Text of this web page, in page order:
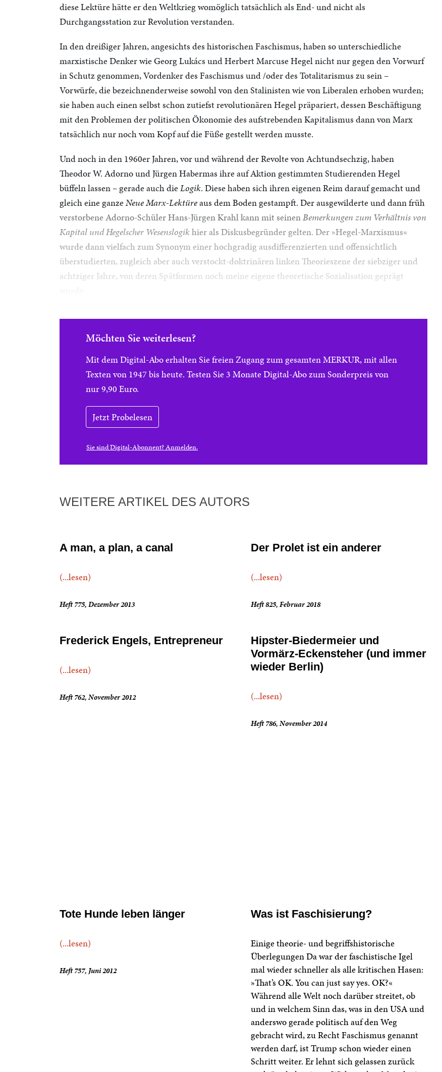
diese Lektüre hätte er den Weltkrieg womöglich tatsächlich als End- und nicht als
Durchgangsstation zur Revolution verstanden.
In den dreißiger Jahren, angesichts des historischen Faschismus, haben so unterschiedliche
marxistische Denker wie Georg Lukács und Herbert Marcuse Hegel nicht nur gegen den Vorwurf
in Schutz genommen, Vordenker des Faschismus und /oder des Totalitarismus zu sein –
Vorwürfe, die bezeichnenderweise sowohl von den Stalinisten wie von Liberalen erhoben wurden;
sie haben auch einen selbst schon zutiefst revolutionären Hegel präpariert, dessen Beschäftigung
mit den Problemen der politischen Ökonomie des aufstrebenden Kapitalismus dann von Marx
tatsächlich nur noch vom Kopf auf die Füße gestellt werden musste.
Und noch in den 1960er Jahren, vor und während der Revolte von Achtundsechzig, haben
Theodor W. Adorno und Jürgen Habermas ihre auf Aktion gestimmten Studierenden Hegel
büffeln lassen – gerade auch dieLogik. Diese haben sich ihren eigenen Reim darauf gemacht und
gleich eine ganzeNeue Marx-Lektüreaus dem Boden gestampft. Der ausgewilderte und dann früh
verstorbene Adorno-Schüler Hans-Jürgen Krahl kann mit seinenBemerkungen zum Verhältnis von
Kapital und Hegelscher Wesenslogikhier als Diskusbegründer gelten. Der »Hegel-Marxismus«
wurde dann vielfach zum Synonym einer hochgradig ausdifferenzierten und offensichtlich
überstudierten, zugleich aber auch verstockt-doktrinären linken Theorieszene der siebziger und
achtziger Jahre, von deren Spätformen noch meine eigene theoretische Sozialisation geprägt
Möchten Sie weiterlesen?
Mit dem Digital-Abo erhalten Sie freien Zugang zum gesamten MERKUR, mit allen
Texten von 1947 bis heute. Testen Sie 3 Monate Digital-Abo zum Sonderpreis von
nur 9,90 Euro.
Jetzt Probelesen
Sie sind Digital-Abonnent? Anmelden.
WEITERE ARTIKEL DES AUTORS
A man, a plan, a canal
(...lesen)
Heft 775, Dezember 2013
Der Prolet ist ein anderer
(...lesen)
Heft 825, Februar 2018
Frederick Engels, Entrepreneur
(...lesen)
Heft 762, November 2012
Hipster-Biedermeier und
Vormärz-Eckensteher (und immer
wieder Berlin)
(...lesen)
Heft 786, November 2014
Tote Hunde leben länger
(...lesen)
Heft 757, Juni 2012
Was ist Faschisierung?
Einige theorie- und begriffshistorische
Überlegungen Da war der faschistische Igel
mal wieder schneller als alle kritischen Hasen:
»That’s OK. You can just say yes. OK?«
Während alle Welt noch darüber streitet, ob
und in welchem Sinn das, was in den USA und
anderswo gerade politisch auf den Weg
gebracht wird, zu Recht Faschismus genannt
werden darf, ist Trump schon wieder einen
Schritt weiter. Er lehnt sich gelassen zurück